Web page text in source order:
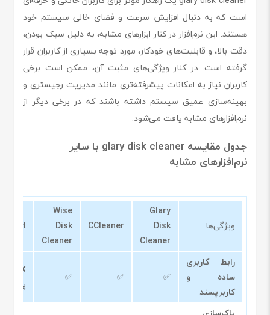
است که به دنبال افزایش سرعت و فضای خالی سیستم خود
هستند. این نرم‌افزار در کنار ابزارهای مشابه، به دلیل سبک بودن،
دقت بالا، و قابلیت‌های خودکار، مورد توجه بسیاری از کاربران قرار
گرفته است. در کنار ویژگی‌های مثبت آن، ممکن است برخی
کاربران نیاز به امکانات پیشرفته‌تری مانند مدیریت رجیستری و
بهینه‌سازی عمیق سیستم داشته باشند که در برخی دیگر از
نرم‌افزارهای مشابه یافت می‌شود.
جدول مقایسه glary disk cleaner با سایر
نرم‌افزارهای مشابه
ویژگی‌ها
Glary
Disk
Cleaner
CCleaner
Wise
Disk
Cleaner
رابط کاربری
ساده و
کاربرپسند
✅
✅
✅
❌